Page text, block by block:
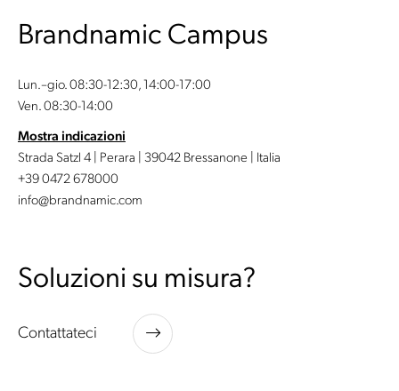
Brandnamic Campus
Lun.–gio. 08:30-12:30, 14:00-17:00
Ven. 08:30-14:00
Mostra indicazioni
Strada Satzl 4 | Perara | 39042 Bressanone | Italia
+39 0472 678000
info@brandnamic.com
Soluzioni su misura?
Contattateci